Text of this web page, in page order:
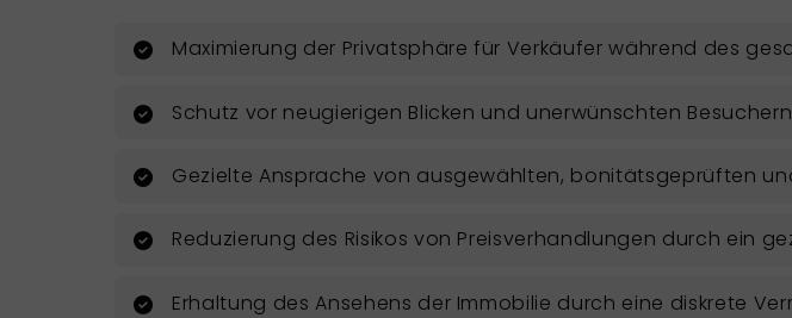
Maximierung der Privatsphäre für Verkäufer während des
Schutz vor neugierigen Blicken und unerwünschten Besuchern
Gezielte Ansprache von ausgewählten, bonitätsgeprüften
Reduzierung des Risikos von Preisverhandlungen durch ein
Erhaltung des Ansehens der Immobilie durch eine diskrete